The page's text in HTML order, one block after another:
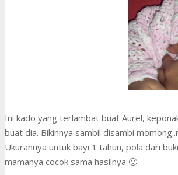
Ini kado yang terlambat buat Aurel,
buat dia. Bikinnya sambil disambi
Ukurannya untuk bayi 1 tahun, pola dari
mamanya cocok sama hasilnya 🙂